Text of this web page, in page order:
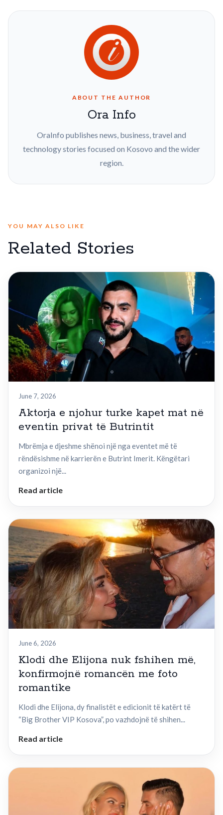
ABOUT THE AUTHOR
Ora Info
OraInfo publishes news, business, travel and
technology stories focused on Kosovo and the wider
region.
YOU MAY ALSO LIKE
Related Stories
June 7, 2026
Aktorja e njohur turke kapet mat në
eventin privat të Butrintit
Mbrëmja e djeshme shënoi një nga eventet më të
rëndësishme në karrierën e Butrint Imerit. Këngëtari
organizoi një...
Read article
June 6, 2026
Klodi dhe Elijona nuk fshihen më,
konfirmojnë romancën me foto
romantike
Klodi dhe Elijona, dy finalistët e edicionit të katërt të
“Big Brother VIP Kosova”, po vazhdojnë të shihen...
Read article